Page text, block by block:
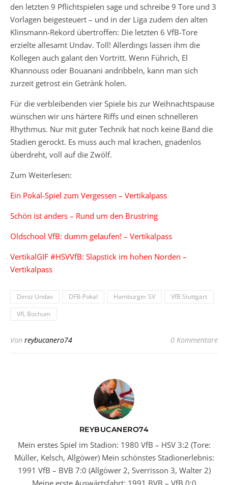
den letzten 9 Pflichtspielen sage und schreibe 9 Tore und 3
Vorlagen beigesteuert – und in der Liga zudem den alten
Klinsmann-Rekord übertroffen: Die letzten 6 VfB-Tore
erzielte allesamt Undav. Toll! Allerdings lassen ihm die
Kollegen auch galant den Vortritt. Wenn Führich, El
Khannouss oder Bouanani andribbeln, kann man sich
zurzeit getrost ein Getränk holen.
Für die verbleibenden vier Spiele bis zur Weihnachtspause
wünschen wir uns härtere Riffs und einen schnelleren
Rhythmus. Nur mit guter Technik hat noch keine Band die
Stadien gerockt. Es muss auch mal krachen, gnadenlos
überdreht, voll auf die Zwölf.
Zum Weiterlesen:
Ein Pokal-Spiel zum Vergessen – Vertikalpass
Schön ist anders – Rund um den Brustring
Oldschool VfB: dumm gelaufen! – Vertikalpass
VertikalGIF #HSVVfB: Slapstick im hohen Norden –
Vertikalpass
Deniz Undav DFB-Pokal Hamburger SV
VfB Stuttgart
VfL Bochum
Von reybucanero74 0 Kommentare
REYBUCANERO74
Mein erstes Spiel im Stadion: 1980 VfB – HSV 3:2 (Tore:
Müller, Kelsch, Allgöwer) Mein schönstes Stadionerlebnis:
1991 VfB – BVB 7:0 (Allgöwer 2, Sverrisson 3, Walter 2)